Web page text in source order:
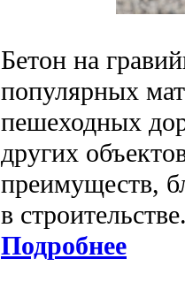
Бетон на
популярных
пешеходных
других
преимуществ,
в
Подробнее